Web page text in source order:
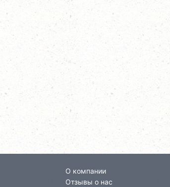
О компании
Отзывы о нас